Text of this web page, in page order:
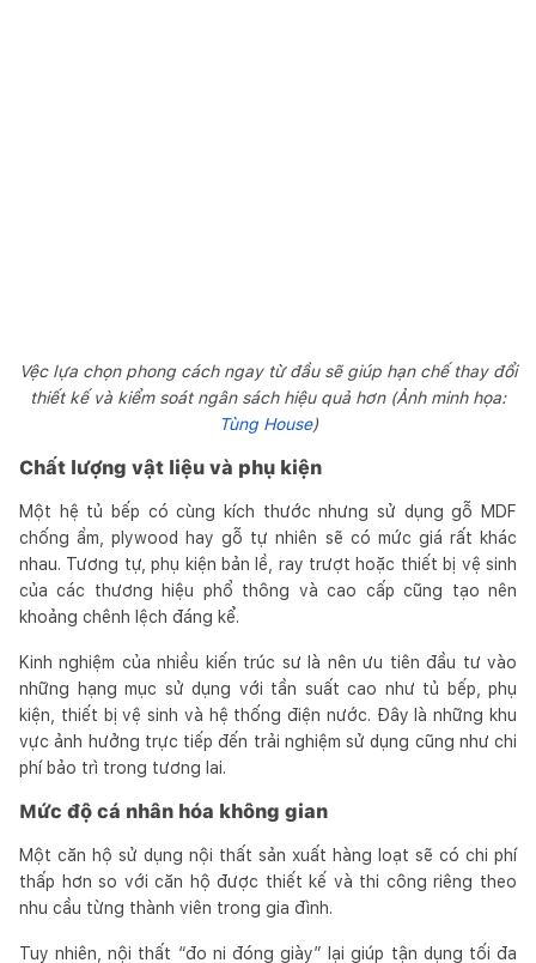
Vệc lựa chọn phong cách ngay từ đầu sẽ giúp hạn chế thay đổi
thiết kế và kiểm soát ngân sách hiệu quả hơn (Ảnh minh họa:
Tùng House)
Chất lượng vật liệu và phụ kiện
Một hệ tủ bếp có cùng kích thước nhưng sử dụng gỗ MDF
chống ẩm, plywood hay gỗ tự nhiên sẽ có mức giá rất khác
nhau. Tương tự, phụ kiện bản lề, ray trượt hoặc thiết bị vệ sinh
của các thương hiệu phổ thông và cao cấp cũng tạo nên
khoảng chênh lệch đáng kể.
Kinh nghiệm của nhiều kiến trúc sư là nên ưu tiên đầu tư vào
những hạng mục sử dụng với tần suất cao như tủ bếp, phụ
kiện, thiết bị vệ sinh và hệ thống điện nước. Đây là những khu
vực ảnh hưởng trực tiếp đến trải nghiệm sử dụng cũng như chi
phí bảo trì trong tương lai.
Mức độ cá nhân hóa không gian
Một căn hộ sử dụng nội thất sản xuất hàng loạt sẽ có chi phí
thấp hơn so với căn hộ được thiết kế và thi công riêng theo
nhu cầu từng thành viên trong gia đình.
Tuy nhiên, nội thất “đo ni đóng giày” lại giúp tận dụng tối đa